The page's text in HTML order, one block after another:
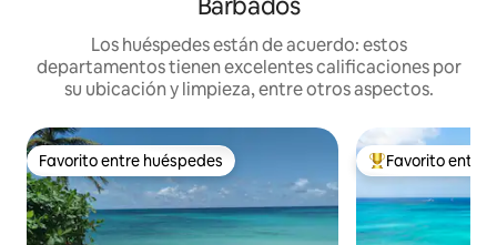
Los huéspedes están de acuerdo: estos
departamentos tienen excelentes calificaciones por
su ubicación y limpieza, entre otros aspectos.
Favorito entre huéspedes
Favorito entre huéspedes De los mejores
Favorito entre